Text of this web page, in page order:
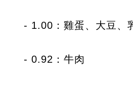
- 1.00：雞蛋、大豆、
- 0.92：牛肉